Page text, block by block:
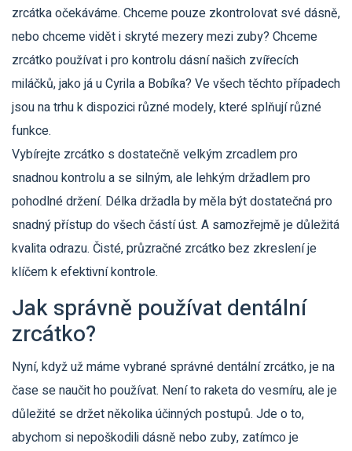
zrcátka očekáváme. Chceme pouze zkontrolovat své dásně,
nebo chceme vidět i skryté mezery mezi zuby? Chceme
zrcátko používat i pro kontrolu dásní našich zvířecích
miláčků, jako já u Cyrila a Bobíka? Ve všech těchto případech
jsou na trhu k dispozici různé modely, které splňují různé
funkce.
Vybírejte zrcátko s dostatečně velkým zrcadlem pro
snadnou kontrolu a se silným, ale lehkým držadlem pro
pohodlné držení. Délka držadla by měla být dostatečná pro
snadný přístup do všech částí úst. A samozřejmě je důležitá
kvalita odrazu. Čisté, průzračné zrcátko bez zkreslení je
klíčem k efektivní kontrole.
Jak správně používat dentální
zrcátko?
Nyní, když už máme vybrané správné dentální zrcátko, je na
čase se naučit ho používat. Není to raketa do vesmíru, ale je
důležité se držet několika účinných postupů. Jde o to,
abychom si nepoškodili dásně nebo zuby, zatímco je